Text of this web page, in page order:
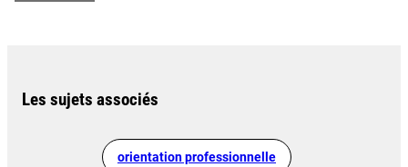
Les sujets associés
orientation professionnelle